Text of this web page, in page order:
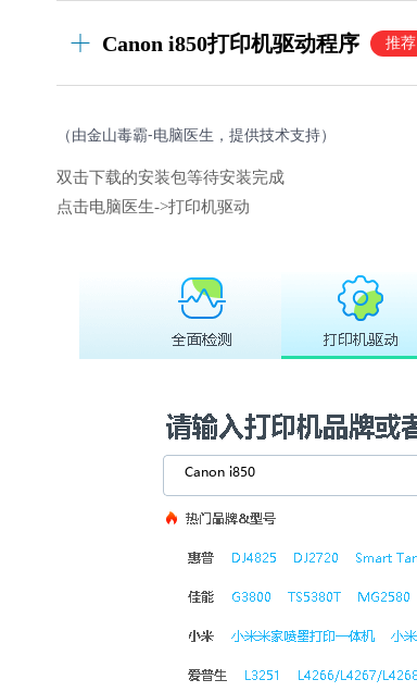
Canon i850打印机驱动程序 推荐
（由金山毒霸-电脑医生，提供技术支持）
双击下载的安装包等待安装完成
点击电脑医生->打印机驱动